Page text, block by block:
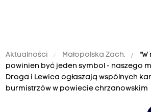
Aktualności Małopolska Zach.
powinien być jeden symbol - naszego
Droga i Lewica ogłaszają wspólnych
burmistrzów w powiecie chrzanowskim